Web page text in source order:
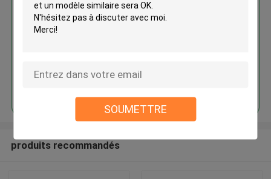
SOUMETTRE
crème glacée commercial avec
l'agitateur de compresseur dans
produits recommandés